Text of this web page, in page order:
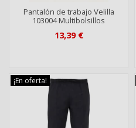
Pantalón de trabajo Velilla
103004 Multibolsillos
13,39 €
¡En oferta!